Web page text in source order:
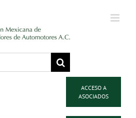
ACCESO A
ASOCIADOS